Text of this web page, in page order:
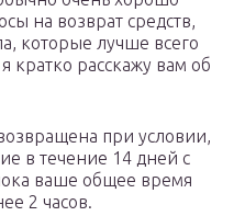
на возврат средств,
которые лучше всего
кратко расскажу вам об
при условии,
в течение 14 дней с
ваше общее время
2 часов.